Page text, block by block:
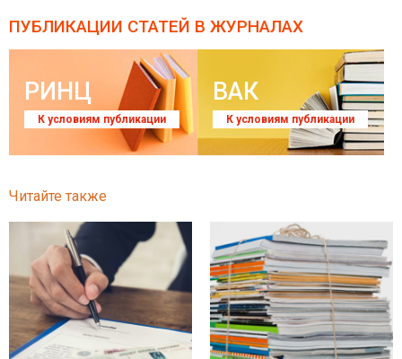
ПУБЛИКАЦИИ СТАТЕЙ В ЖУРНАЛАХ
РИНЦ
К условиям публикации
ВАК
К условиям публикации
Читайте также